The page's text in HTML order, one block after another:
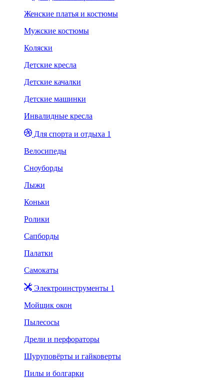
Женские платья и костюмы
Мужские костюмы
Коляски
Детские кресла
Детские качалки
Детские машинки
Инвалидные кресла
Для спорта и отдыха 1
Велосипеды
Сноуборды
Лыжи
Коньки
Ролики
Сапборды
Палатки
Самокаты
Электроинструменты 1
Мойщик окон
Пылесосы
Дрели и перфораторы
Шуруповёрты и гайковерты
Пилы и болгарки